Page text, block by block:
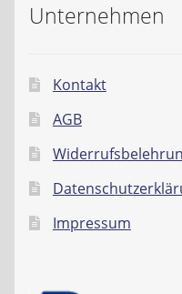
Unternehmen
Kontakt
AGB
Impressum